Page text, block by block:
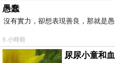
愚蠢
沒有實力，卻想表現善良，那就是愚
5 小時前
尿尿小童和